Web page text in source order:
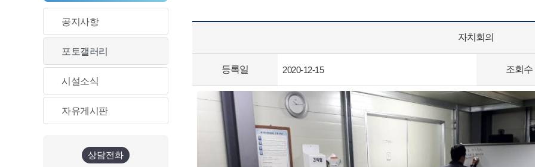
공지사항
포토갤러리
시설소식
자유게시판
상담전화
자치회의
등록일 2020-12-15 조회수